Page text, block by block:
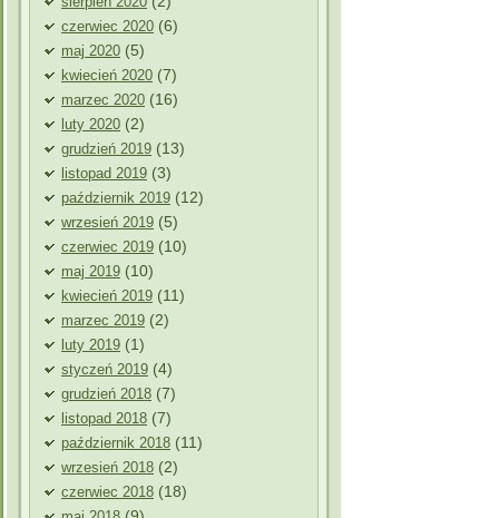
czerwiec 2020 (6)
maj 2020 (5)
kwiecień 2020 (7)
marzec 2020 (16)
luty 2020 (2)
grudzień 2019 (13)
listopad 2019 (3)
październik 2019 (12)
wrzesień 2019 (5)
czerwiec 2019 (10)
maj 2019 (10)
kwiecień 2019 (11)
marzec 2019 (2)
luty 2019 (1)
styczeń 2019 (4)
grudzień 2018 (7)
listopad 2018 (7)
październik 2018 (11)
wrzesień 2018 (2)
czerwiec 2018 (18)